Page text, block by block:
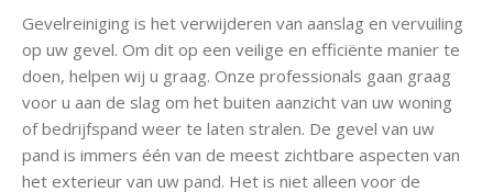
Gevelreiniging is het verwijderen van aanslag en vervuiling
op uw gevel. Om dit op een veilige en efficiënte manier te
doen, helpen wij u graag. Onze professionals gaan graag
voor u aan de slag om het buiten aanzicht van uw woning
of bedrijfspand weer te laten stralen. De gevel van uw
pand is immers één van de meest zichtbare aspecten van
het exterieur van uw pand. Het is niet alleen voor de